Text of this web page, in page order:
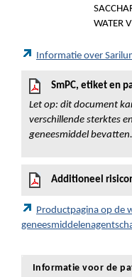
WATER
Informatie over
SmPC, etiket en
Let op: dit document
verschillende sterktes
geneesmiddel bevatten.
Additioneel
Productpagina op de
Informatie voor de